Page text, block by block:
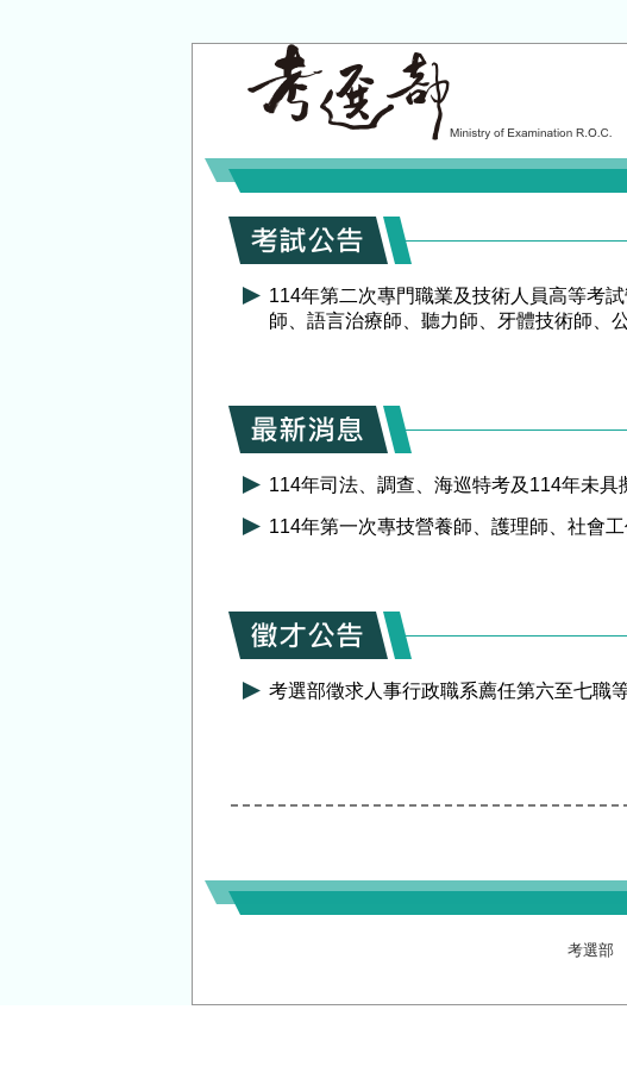
114年第二次專門職業及技術人員高等考
師、語言治療師、聽力師、牙體技術師、
114年司法、調查、海巡特考及114年未
114年第一次專技營養師、護理師、社會
考選部徵求人事行政職系薦任第六至七職
考選部